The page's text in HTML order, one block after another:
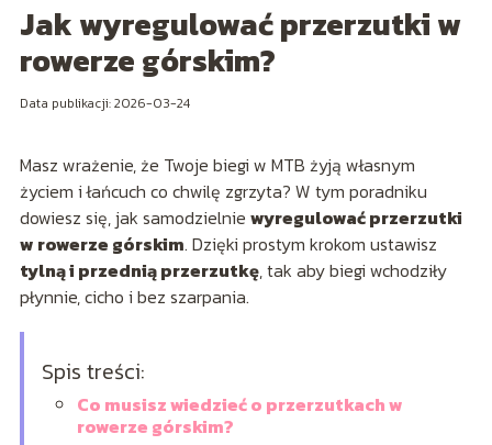
Jak wyregulować przerzutki w
rowerze górskim?
Data publikacji: 2026-03-24
Masz wrażenie, że Twoje biegi w MTB żyją własnym
życiem i łańcuch co chwilę zgrzyta? W tym poradniku
dowiesz się, jak samodzielnie wyregulować przerzutki
w rowerze górskim. Dzięki prostym krokom ustawisz
tylną i przednią przerzutkę, tak aby biegi wchodziły
płynnie, cicho i bez szarpania.
Spis treści:
Co musisz wiedzieć o przerzutkach w
rowerze górskim?